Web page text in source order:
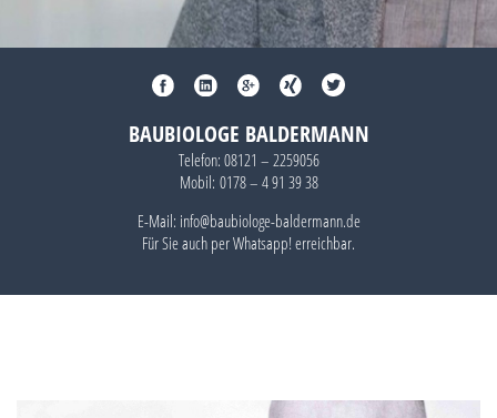
BAUBIOLOGE BALDERMANN
Telefon: 08121 – 2259056
Mobil: 0178 – 4 91 39 38
E-Mail: info@baubiologe-baldermann.de
Für Sie auch perWhatsapp!erreichbar.